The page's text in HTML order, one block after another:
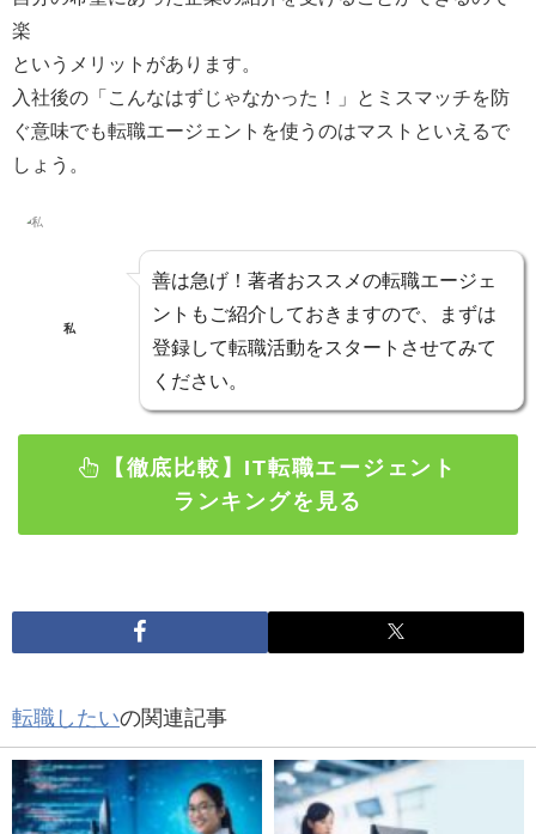
楽
というメリットがあります。
入社後の「こんなはずじゃなかった！」とミスマッチを防
ぐ意味でも転職エージェントを使うのはマスト といえるで
しょう。
私
善は急げ！著者おススメの転職エージェ
ントもご紹介しておきますので、まずは
登録して転職活動をスタートさせてみて
ください。
【徹底比較】IT転職エージェント
ランキングを見る
転職したいの関連記事